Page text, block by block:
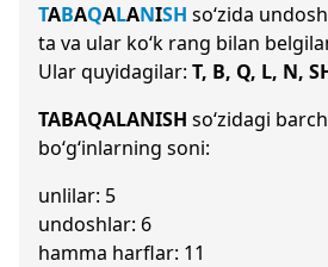
TABAQALANISH so‘zida
ta va ular ko‘k rang bilan
Ular quyidagilar: T, B, Q, L, N,
TABAQALANISH so‘zidagi
bo‘g‘inlarning soni:
unlilar: 5
undoshlar: 6
hamma harflar: 11